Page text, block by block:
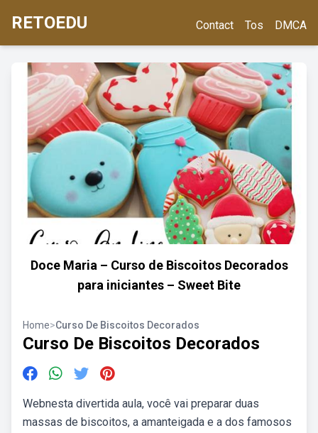
RETOEDU Contact Tos DMCA
Doce Maria – Curso de Biscoitos Decorados
para iniciantes – Sweet Bite
Home>Curso De Biscoitos Decorados
Curso De Biscoitos Decorados
Webnesta divertida aula, você vai preparar duas
massas de biscoitos, a amanteigada e a dos famosos